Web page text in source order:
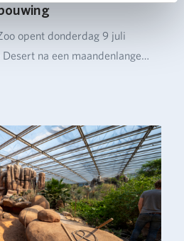
opent donderdag 9 juli
na een maandenlange